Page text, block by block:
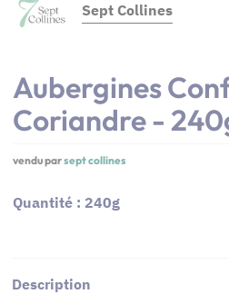
Sept Collines
Aubergines
Coriandre -
vendu parsept collines
Quantité : 240g
Description